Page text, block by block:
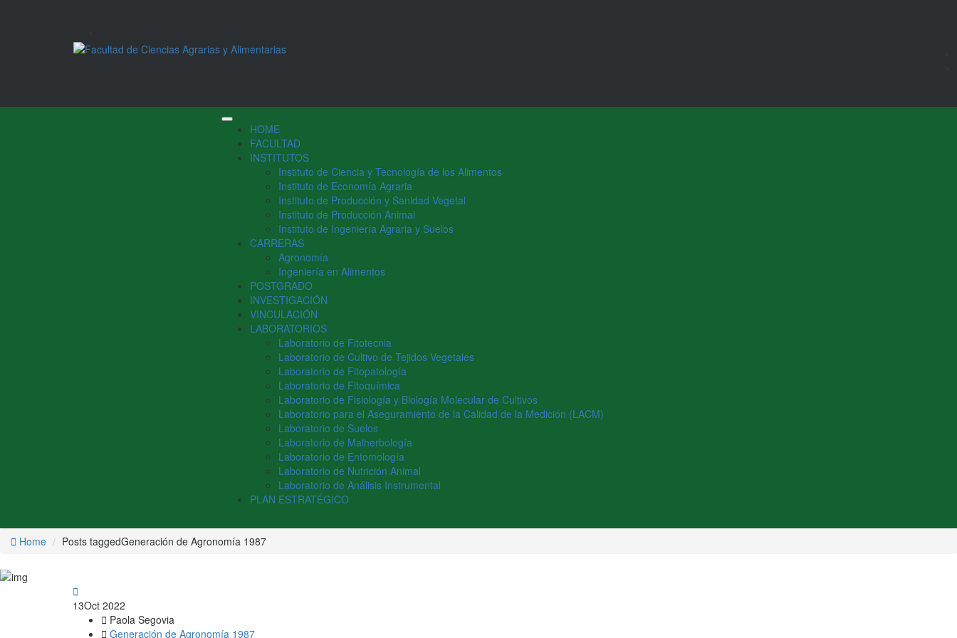
HOME
FACULTAD
INSTITUTOS
Instituto de Ciencia y Tecnología de los Alimentos
Instituto de Economía Agraria
Instituto de Producción y Sanidad Vegetal
Instituto de Producción Animal
Instituto de Ingeniería Agraria y Suelos
CARRERAS
Agronomía
Ingeniería en Alimentos
POSTGRADO
INVESTIGACIÓN
VINCULACIÓN
LABORATORIOS
Laboratorio de Fitotecnia
Laboratorio de Cultivo de Tejidos Vegetales
Laboratorio de Fitopatología
Laboratorio de Fitoquímica
Laboratorio de Fisiología y Biología Molecular de Cultivos
Laboratorio para el Aseguramiento de la Calidad de la Medición (LACM)
Laboratorio de Suelos
Laboratorio de Malherbología
Laboratorio de Entomología
Laboratorio de Nutrición Animal
Laboratorio de Análisis Instrumental
PLAN ESTRATÉGICO
Home Posts taggedGeneración de Agronomía 1987
13Oct 2022
Paola Segovia
Generación de Agronomía 1987